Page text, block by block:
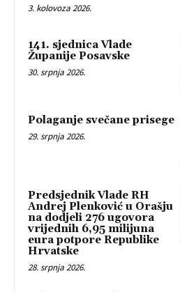
3. kolovoza 2026.
141. sjednica Vlade
Županije Posavske
30. srpnja 2026.
Polaganje svečane prisege
29. srpnja 2026.
Predsjednik Vlade RH
Andrej Plenković u Orašju
na dodjeli 276 ugovora
vrijednih 6,95 milijuna
eura potpore Republike
Hrvatske
28. srpnja 2026.